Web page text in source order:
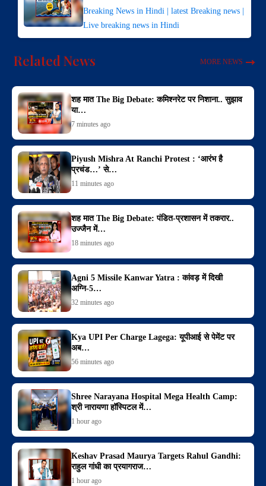
Breaking News in Hindi | latest Breaking news |
Live breaking news in Hindi
Related News MORE NEWS
शह मात The Big Debate: कमिश्नरेट पर निशाना.. सुझाव
या…
7 minutes ago
Piyush Mishra At Ranchi Protest : ‘आरंभ है
प्रचंड…’ से…
11 minutes ago
शह मात The Big Debate: पंडित-प्रशासन में तकरार..
उज्जैन में…
18 minutes ago
Agni 5 Missile Kanwar Yatra : कांवड़ में दिखी
अग्नि-5…
32 minutes ago
Kya UPI Per Charge Lagega: यूपीआई से पेमेंट पर
अब…
56 minutes ago
Shree Narayana Hospital Mega Health Camp:
श्री नारायणा हॉस्पिटल में…
1 hour ago
Keshav Prasad Maurya Targets Rahul Gandhi:
राहुल गांधी का प्रयागराज…
1 hour ago